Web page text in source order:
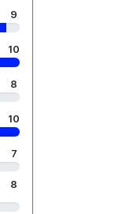
9
10
8
10
7
8